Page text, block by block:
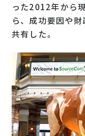
った2012年から
ら、成功要因や
共有した。